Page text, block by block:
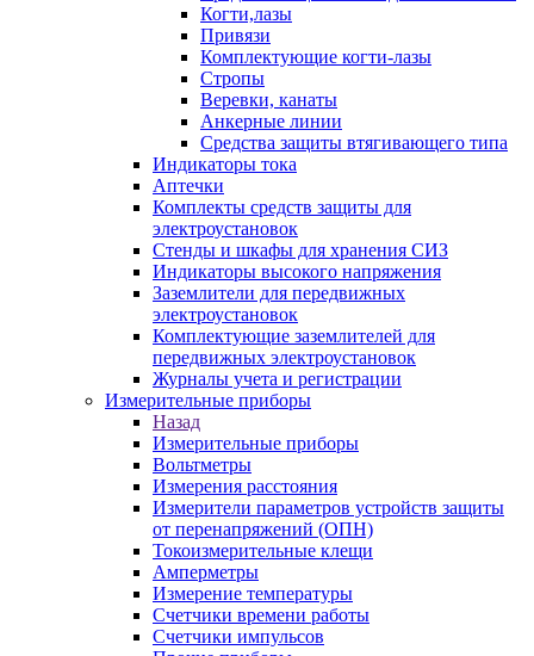
Когти,лазы
Привязи
Комплектующие когти-лазы
Стропы
Веревки, канаты
Анкерные линии
Средства защиты втягивающего типа
Индикаторы тока
Аптечки
Комплекты средств защиты для
электроустановок
Стенды и шкафы для хранения СИЗ
Индикаторы высокого напряжения
Заземлители для передвижных
электроустановок
Комплектующие заземлителей для
передвижных электроустановок
Журналы учета и регистрации
Измерительные приборы
Назад
Измерительные приборы
Вольтметры
Измерения расстояния
Измерители параметров устройств защиты
от перенапряжений (ОПН)
Токоизмерительные клещи
Амперметры
Измерение температуры
Счетчики времени работы
Счетчики импульсов